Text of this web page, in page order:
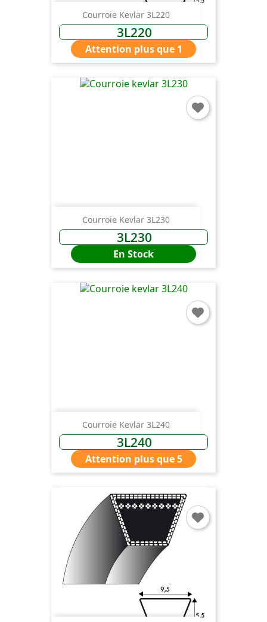
Courroie Kevlar 3L220
3L220
Attention plus que 1
Courroie Kevlar 3L230
3L230
En Stock
Courroie Kevlar 3L240
3L240
Attention plus que 5